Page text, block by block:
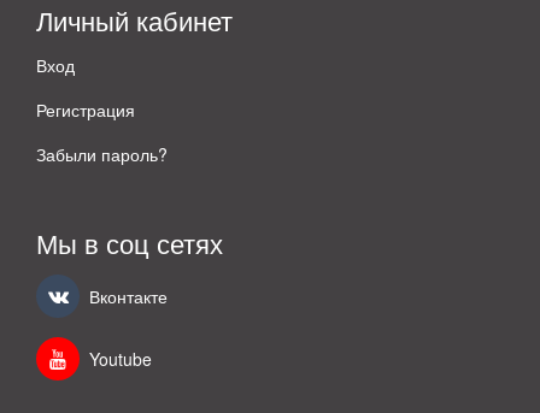
Личный кабинет
Вход
Регистрация
Забыли пароль?
Мы в соц сетях
Вконтакте
Youtube